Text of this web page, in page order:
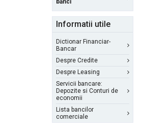
bănci
Informatii utile
Dictionar Financiar-
Bancar
Despre Credite
Despre Leasing
Servicii bancare:
Depozite si Conturi de
economii
Lista bancilor
comerciale